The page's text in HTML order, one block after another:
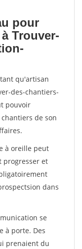
pour
Trouver-
qu'artisan
des-chantiers-
pouvoir
de son
à oreille peut
progresser et
dans
se
à porte. Des
prenaient du